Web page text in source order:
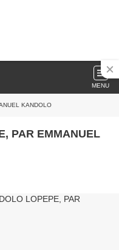
MENU
KANDOLO
PAR EMMANUEL